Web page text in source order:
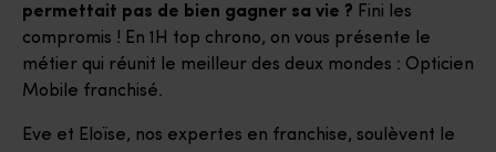
permettait pas de bien gagner sa vie ? Fini les
compromis ! En 1H top chrono, on vous présente le
métier qui réunit le meilleur des deux mondes : Opticien
Mobile franchisé.
Eve et Eloïse, nos expertes en franchise, soulèvent le